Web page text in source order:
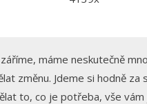
máme neskutečně
změnu. Jdeme si hodně za
to, co je potřeba, vše